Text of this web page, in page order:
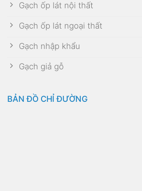
Gạch ốp lát nội thất
Gạch ốp lát ngoại thất
Gạch nhập khẩu
Gạch giả gỗ
BẢN ĐỒ CHỈ ĐƯỜNG